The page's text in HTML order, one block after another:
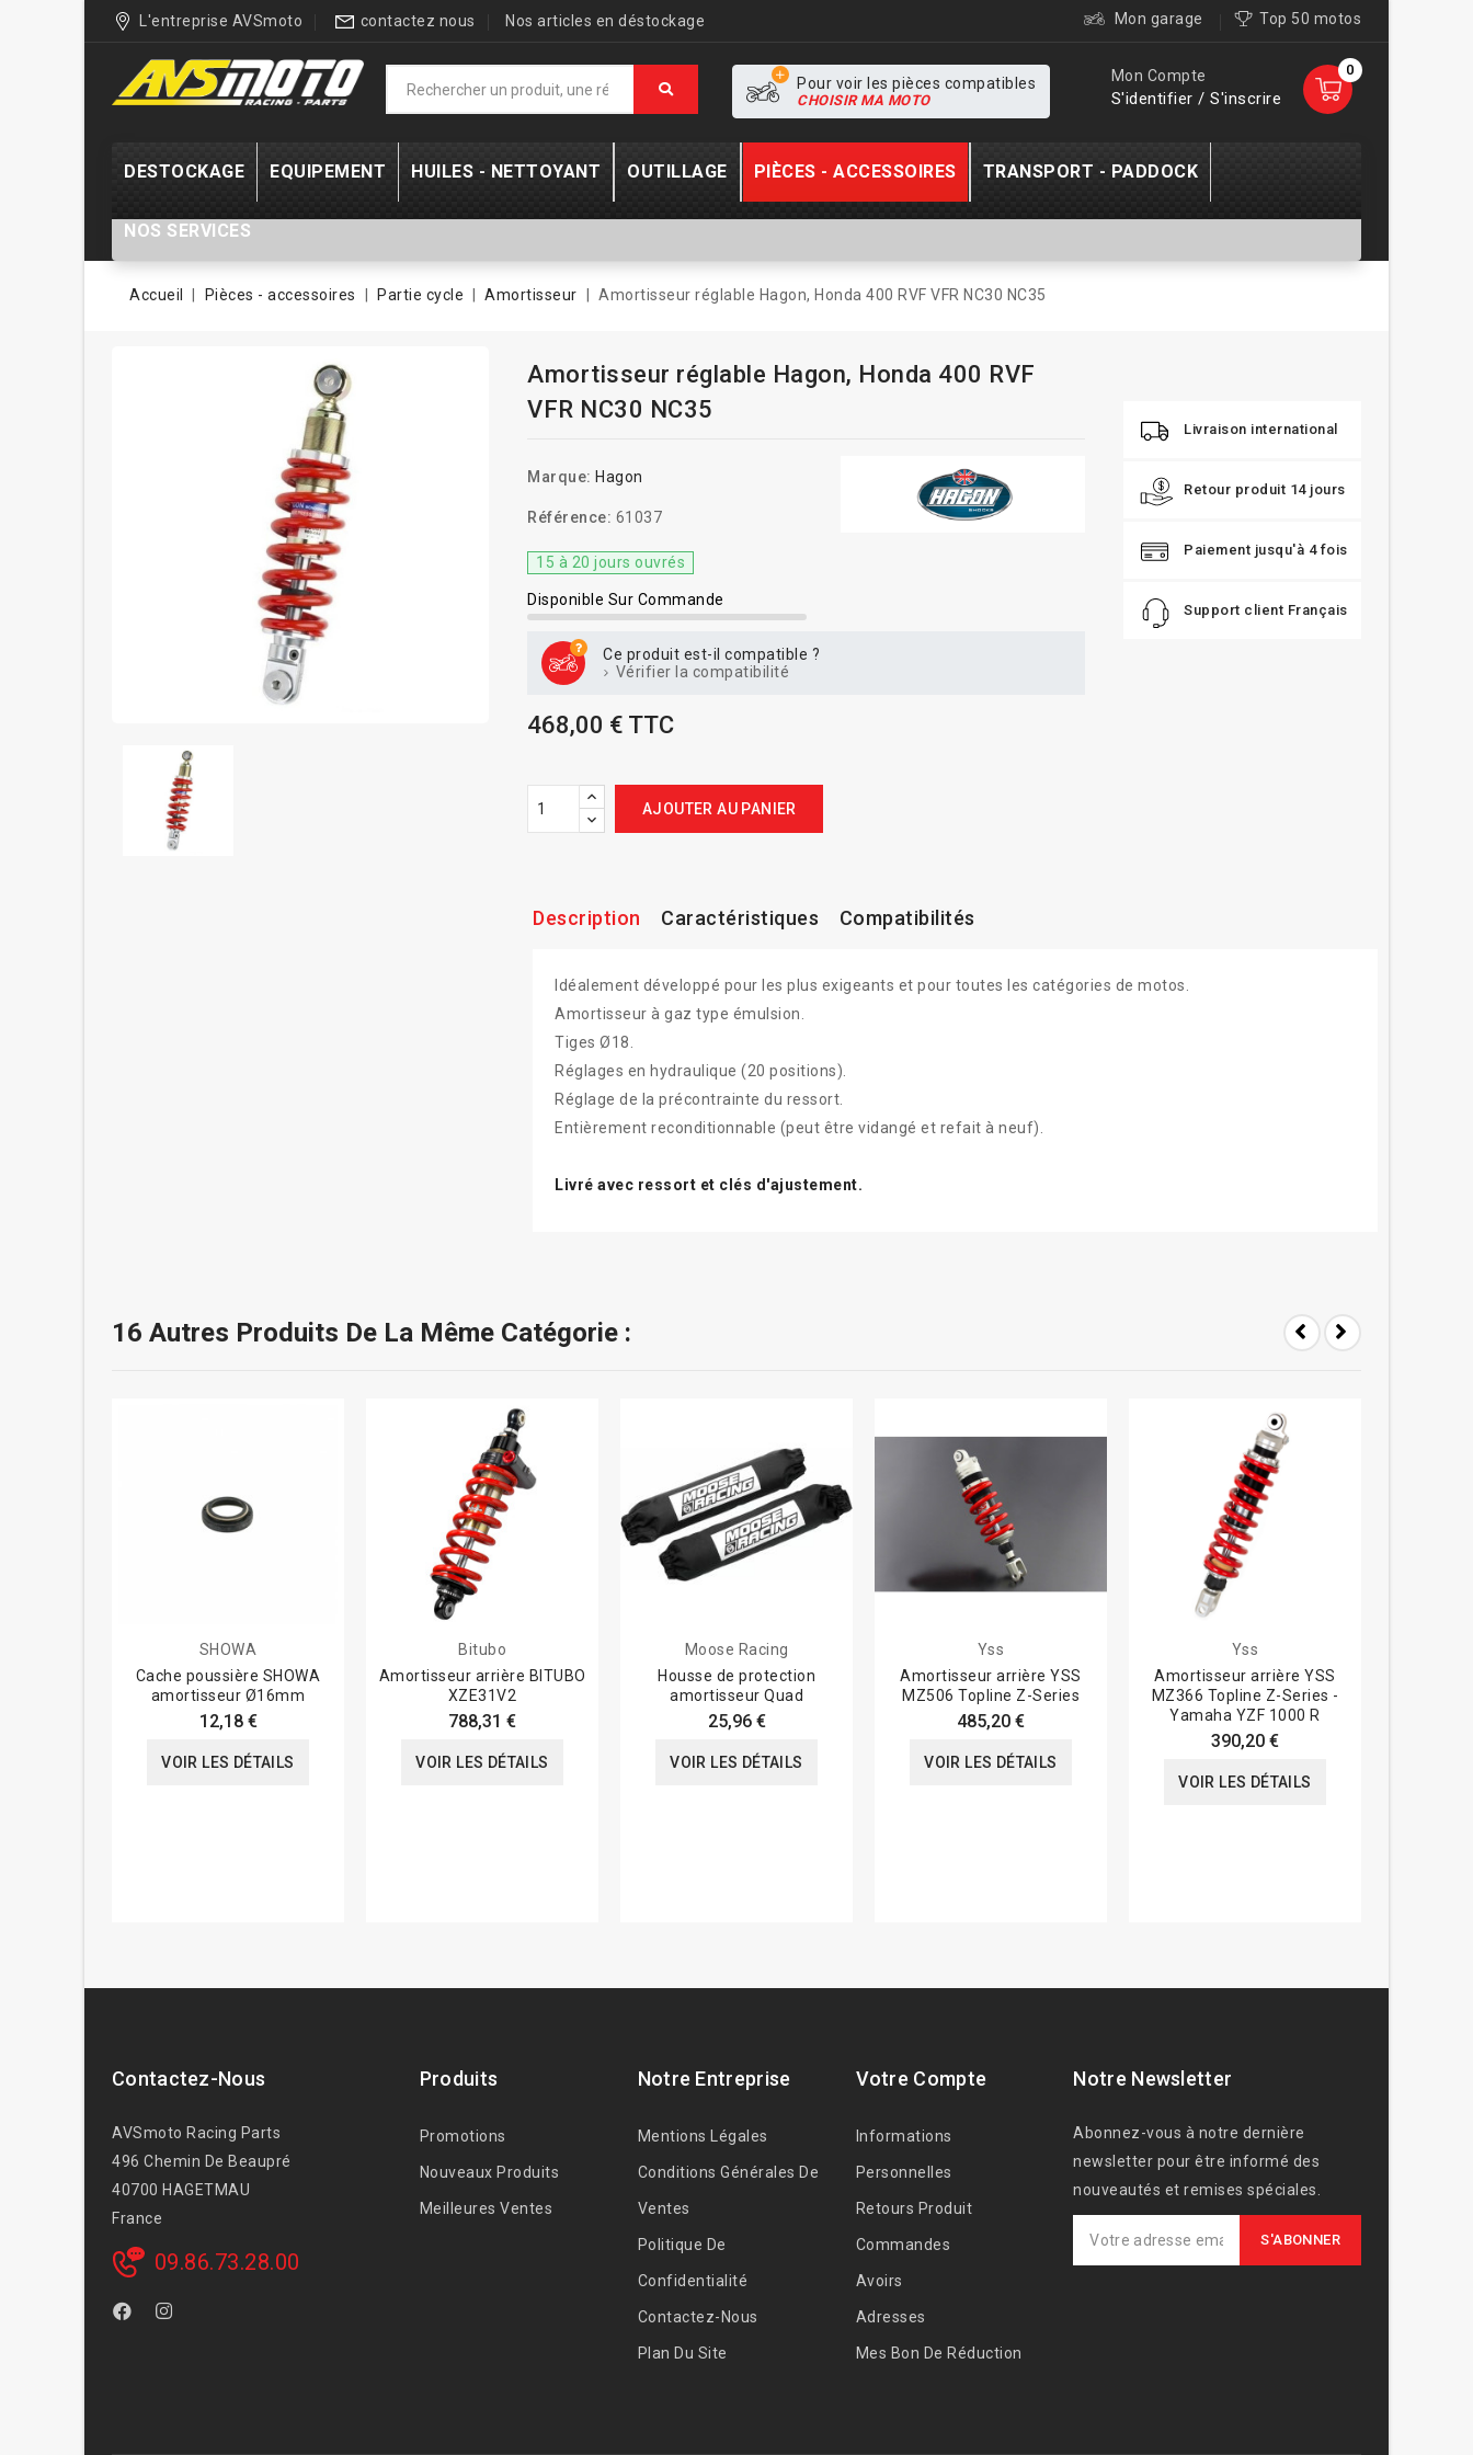
L'entreprise AVSmoto contactez nous Nos articles en déstockage Mon garage Top 50 motos
0
Mon Compte
S'identifier / S'inscrire
Pour voir les pièces compatibles
CHOISIR MA MOTO
DESTOCKAGE EQUIPEMENT HUILES - NETTOYANT OUTILLAGE PIÈCES - ACCESSOIRES TRANSPORT - PADDOCK
NOS SERVICES
Accueil Pièces - accessoires Partie cycle Amortisseur Amortisseur réglable Hagon, Honda 400 RVF VFR NC30 NC35
Amortisseur réglable Hagon, Honda 400 RVF
VFR NC30 NC35
Marque: Hagon
Référence: 61037
15 à 20 jours ouvrés
Disponible Sur Commande
Ce produit est-il compatible ?
Vérifier la compatibilité
468,00 € TTC
AJOUTER AU PANIER
Livraison international
Retour produit 14 jours
Paiement jusqu'à 4 fois
Support client Français
Description Caractéristiques Compatibilités
Idéalement développé pour les plus exigeants et pour toutes les catégories de motos.
Amortisseur à gaz type émulsion.
Tiges Ø18.
Réglages en hydraulique (20 positions).
Réglage de la précontrainte du ressort.
Entièrement reconditionnable (peut être vidangé et refait à neuf).
Livré avec ressort et clés d'ajustement.
16 Autres Produits De La Même Catégorie :
SHOWA
Cache poussière SHOWA
amortisseur Ø16mm
12,18 €
VOIR LES DÉTAILS
Bitubo
Amortisseur arrière BITUBO
XZE31V2
788,31 €
VOIR LES DÉTAILS
Moose Racing
Housse de protection
amortisseur Quad
25,96 €
VOIR LES DÉTAILS
Yss
Amortisseur arrière YSS
MZ506 Topline Z-Series
485,20 €
VOIR LES DÉTAILS
Yss
Amortisseur arrière YSS
MZ366 Topline Z-Series -
Yamaha YZF 1000 R
390,20 €
VOIR LES DÉTAILS
Contactez-Nous
AVSmoto Racing Parts
496 Chemin De Beaupré
40700 HAGETMAU
France
09.86.73.28.00
Produits
Promotions
Nouveaux Produits
Meilleures Ventes
Notre Entreprise
Mentions Légales
Conditions Générales De
Ventes
Politique De
Confidentialité
Contactez-Nous
Plan Du Site
Votre Compte
Informations
Personnelles
Retours Produit
Commandes
Avoirs
Adresses
Mes Bon De Réduction
Notre Newsletter
Abonnez-vous à notre dernière
newsletter pour être informé des
nouveautés et remises spéciales.